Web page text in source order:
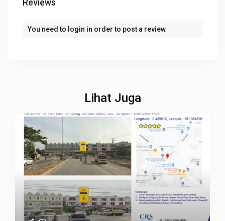
Reviews
You need to login in order to post a review
Lihat Juga